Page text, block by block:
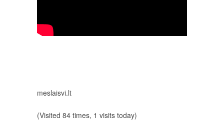
meslaisvi.lt
(Visited 84 times, 1 visits today)